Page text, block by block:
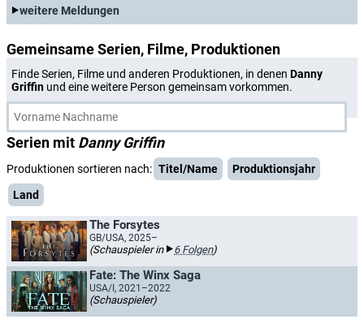
weitere Meldungen
Gemeinsame Serien, Filme, Produktionen
Finde Serien, Filme und anderen Produktionen, in denen Danny
Griffin und eine weitere Person gemeinsam vorkommen.
Serien mit Danny Griffin
Produktionen sortieren nach: Titel/Name
Produktionsjahr
Land
The Forsytes
GB/USA, 2025–
(Schauspieler in 6 Folgen)
Fate: The Winx Saga
USA/I, 2021–2022
(Schauspieler)